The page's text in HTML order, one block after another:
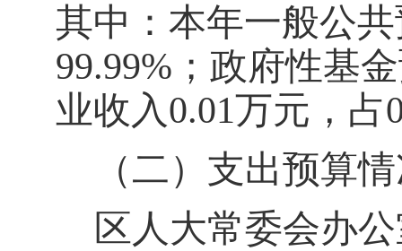
其中：本年一般公
99.99%；政府性基
业收入0.01万元，占
（二）支出预算
区人大常委会办